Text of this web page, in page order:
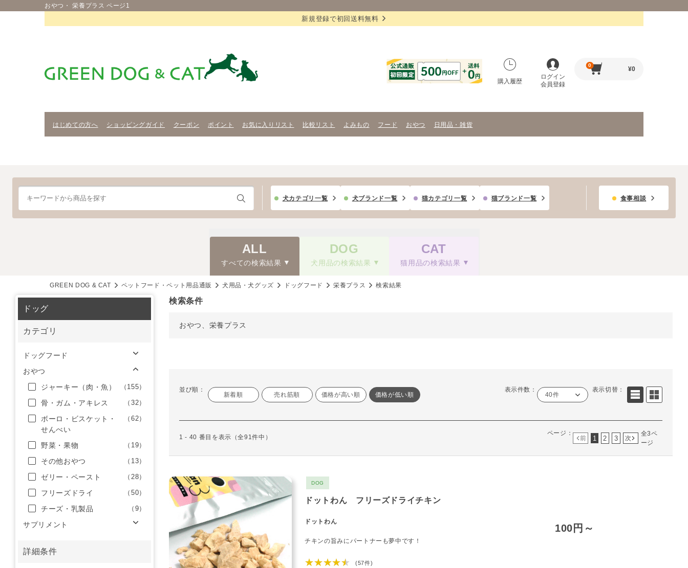
おやつ・ 栄養プラス ページ1
新規登録で初回送料無料
購入履歴
ログイン
会員登録
0
¥0
はじめての方へ ショッピングガイド クーポン ポイント お気に入りリスト 比較リスト よみもの フード おやつ 日用品・雑貨
犬カテゴリ一覧 犬ブランド一覧 猫カテゴリ一覧 猫ブランド一覧 食事相談
ALL
すべての検索結果
DOG
犬用品の検索結果
CAT
猫用品の検索結果
GREEN DOG & CAT ペットフード・ペット用品通販 犬用品・犬グッズ ドッグフード 栄養プラス 検索結果
検索条件
おやつ、栄養プラス
並び順：
新着順 売れ筋順 価格が高い順 価格が低い順
表示件数：
40件
表示切替：
1 - 40 番目を表示（全91件中）
ページ：
前 1 2 3 次
全3ペ
ージ
DOG
ドットわん フリーズドライチキン
ドットわん
チキンの旨みにパートナーも夢中です！
★★★★★ (57件)
100円～
ドッグ
カテゴリ
ドッグフード
おやつ
ジャーキー（肉・魚）
（155）
骨・ガム・アキレス （32）
ボーロ・ビスケット・
せんべい
（62）
野菜・果物 （19）
その他おやつ （13）
ゼリー・ペースト （28）
フリーズドライ （50）
チーズ・乳製品 （9）
サプリメント
詳細条件